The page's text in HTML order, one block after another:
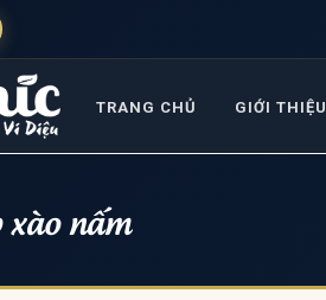
TRANG CHỦ GIỚI THIỆU
xào nấm